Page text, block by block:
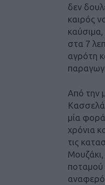
δεν
καιρός
στα 7
αγρότη
Από την
μία φορά
χρόνια
τις
ποταμού